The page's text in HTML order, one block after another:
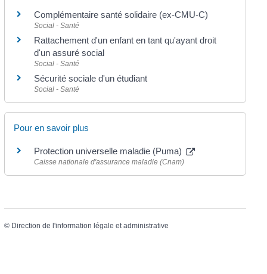
Complémentaire santé solidaire (ex-CMU-C)
Social - Santé
Rattachement d'un enfant en tant qu'ayant droit
d'un assuré social
Social - Santé
Sécurité sociale d'un étudiant
Social - Santé
Pour en savoir plus
Protection universelle maladie (Puma)
Caisse nationale d'assurance maladie (Cnam)
© Direction de l'information légale et administrative